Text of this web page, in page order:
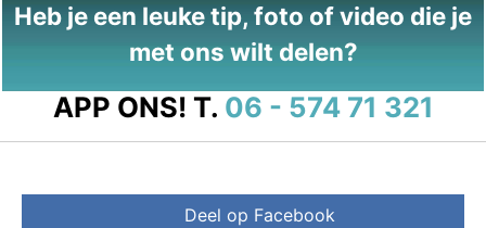
Heb je een leuke tip, foto of video die je
met ons wilt delen?
APP ONS! T. 06 - 574 71 321
Deel op Facebook